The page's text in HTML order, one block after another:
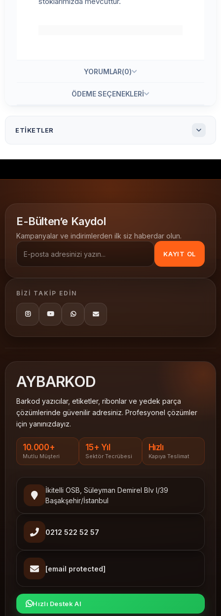
YORUMLAR(0)
ÖDEME SEÇENEKLERI
ETIKETLER
Argox etiket yazıcı
Endüstriyel Yüksek Çözünürlük
Argox Barkod Yazıcılar
E-Bülten’e Kaydol
Kampanyalar ve indirimlerden ilk siz haberdar olun.
KAYIT OL
BIZI TAKIP EDIN
AYBARKOD
Barkod yazıcılar, etiketler, ribonlar ve yedek parça
çözümlerinde güvenilir adresiniz. Profesyonel çözümler
için yanınızdayız.
10.000+
Mutlu Müşteri
15+ Yıl
Sektör Tecrübesi
Hızlı
Kapıya Teslimat
İkitelli OSB, Süleyman Demirel Blv I/39
Başakşehir/İstanbul
0212 522 52 57
[email protected]
Hızlı Destek Al